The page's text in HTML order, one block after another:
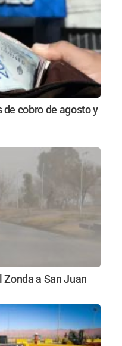
cobro de agosto y
Zonda a San Juan